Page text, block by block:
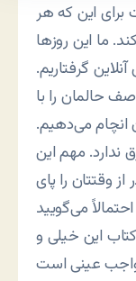
است برای این که هر
ما این روزها
گرفتاریم.
حالمان را با
انچام می‌دهیم.
ندارد. مهم این
وقتتان را پای
می‌گویید
این خیلی و
واجب عینی است